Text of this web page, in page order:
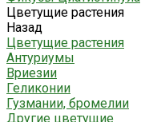
Цветущие растения
Назад
Цветущие растения
Антуриумы
Вриезии
Геликонии
Гузмании, бромелии
Другие цветущие